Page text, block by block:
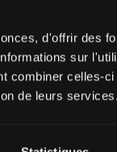
d'offrir des
sur
combiner celles-
de leurs services.